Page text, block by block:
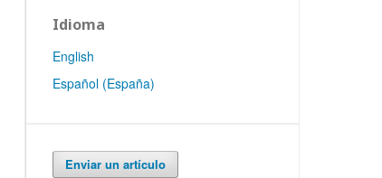
Idioma
English
Español (España)
Enviar un artículo